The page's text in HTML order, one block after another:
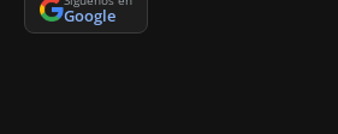
Google